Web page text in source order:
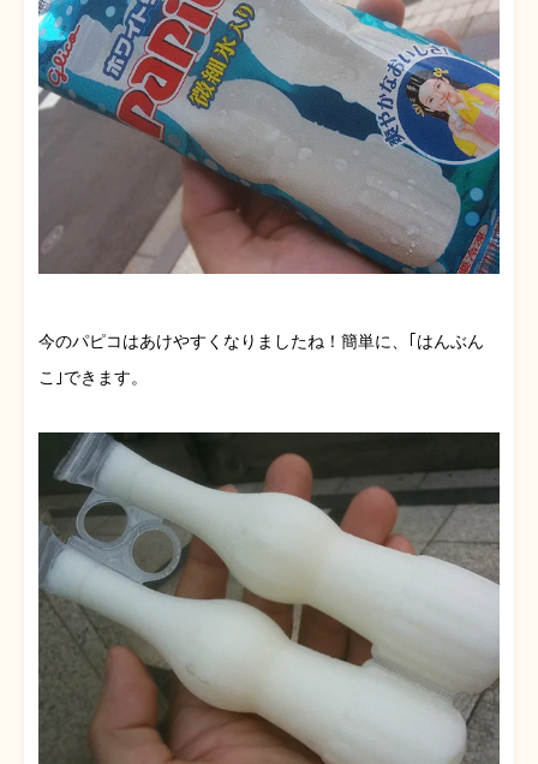
今のパピコはあけやすくなりましたね！簡単に、｢はんぶん
こ｣できます。